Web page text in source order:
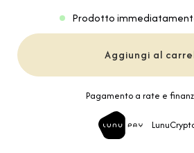
Prodotto
Aggiungi al
Pagamento a rate e